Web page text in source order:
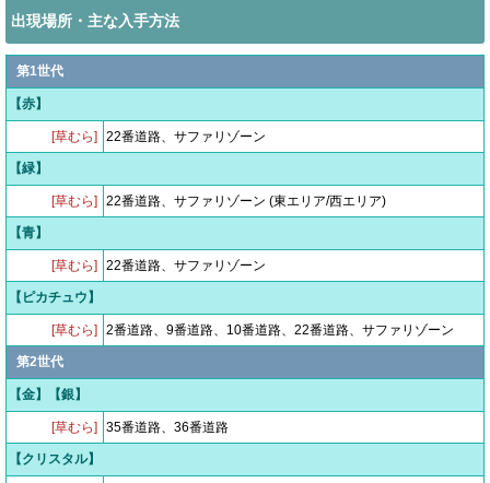
出現場所・主な入手方法
第1世代
【赤】
[草むら] 22番道路、サファリゾーン
【緑】
[草むら] 22番道路、サファリゾーン (東エリア/西エリア)
【青】
[草むら] 22番道路、サファリゾーン
【ピカチュウ】
[草むら] 2番道路、9番道路、10番道路、22番道路、サファリゾーン
第2世代
【金】【銀】
[草むら] 35番道路、36番道路
【クリスタル】